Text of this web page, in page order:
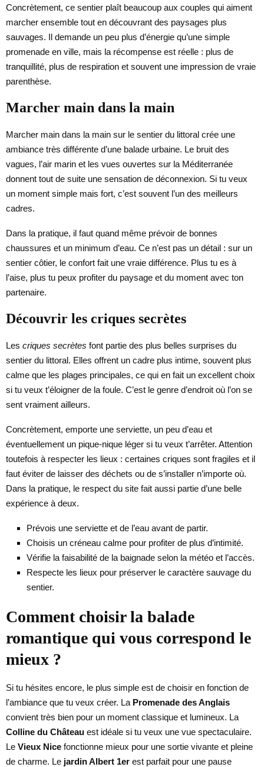
Concrètement, ce sentier plaît beaucoup aux couples qui aiment
marcher ensemble tout en découvrant des paysages plus
sauvages. Il demande un peu plus d’énergie qu’une simple
promenade en ville, mais la récompense est réelle : plus de
tranquillité, plus de respiration et souvent une impression de vraie
parenthèse.
Marcher main dans la main
Marcher main dans la main sur le sentier du littoral crée une
ambiance très différente d’une balade urbaine. Le bruit des
vagues, l’air marin et les vues ouvertes sur la Méditerranée
donnent tout de suite une sensation de déconnexion. Si tu veux
un moment simple mais fort, c’est souvent l’un des meilleurs
cadres.
Dans la pratique, il faut quand même prévoir de bonnes
chaussures et un minimum d’eau. Ce n’est pas un détail : sur un
sentier côtier, le confort fait une vraie différence. Plus tu es à
l’aise, plus tu peux profiter du paysage et du moment avec ton
partenaire.
Découvrir les criques secrètes
Les criques secrètes font partie des plus belles surprises du
sentier du littoral. Elles offrent un cadre plus intime, souvent plus
calme que les plages principales, ce qui en fait un excellent choix
si tu veux t’éloigner de la foule. C’est le genre d’endroit où l’on se
sent vraiment ailleurs.
Concrètement, emporte une serviette, un peu d’eau et
éventuellement un pique-nique léger si tu veux t’arrêter. Attention
toutefois à respecter les lieux : certaines criques sont fragiles et il
faut éviter de laisser des déchets ou de s’installer n’importe où.
Dans la pratique, le respect du site fait aussi partie d’une belle
expérience à deux.
Prévois une serviette et de l’eau avant de partir.
Choisis un créneau calme pour profiter de plus d’intimité.
Vérifie la faisabilité de la baignade selon la météo et l’accès.
Respecte les lieux pour préserver le caractère sauvage du
sentier.
Comment choisir la balade
romantique qui vous correspond le
mieux ?
Si tu hésites encore, le plus simple est de choisir en fonction de
l’ambiance que tu veux créer. La Promenade des Anglais
convient très bien pour un moment classique et lumineux. La
Colline du Château est idéale si tu veux une vue spectaculaire.
Le Vieux Nice fonctionne mieux pour une sortie vivante et pleine
de charme. Le jardin Albert 1er est parfait pour une pause